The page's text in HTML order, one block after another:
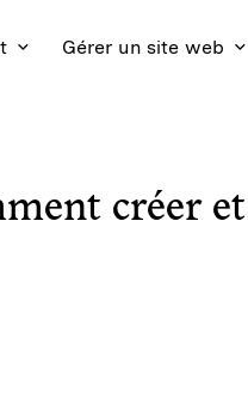
Gérer un site web
créer